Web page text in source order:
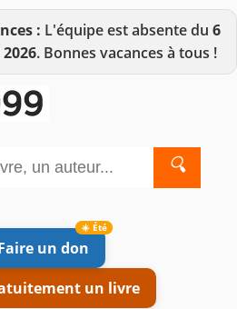
: L'équipe est absente du 6
. Bonnes vacances à tous !
🔍
un don
un livre